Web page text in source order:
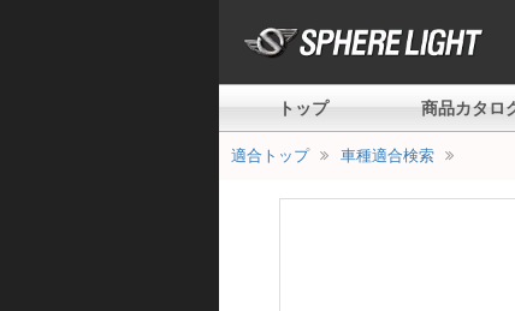
トップ 商品カタロ
適合トップ 車種適合検索